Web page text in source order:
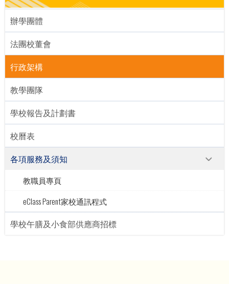
辦學團體
法團校董會
行政架構
教學團隊
學校報告及計劃書
校曆表
各項服務及須知
教職員專頁
eClass Parent家校通訊程式
學校午膳及小食部供應商招標